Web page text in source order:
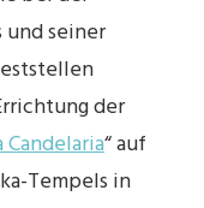
und seiner
der
“ auf
Tempels in